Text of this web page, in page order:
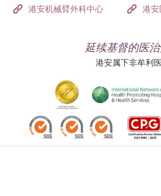
港安机械臂外科中心
港安
延续基督的医
港安属下非牟利